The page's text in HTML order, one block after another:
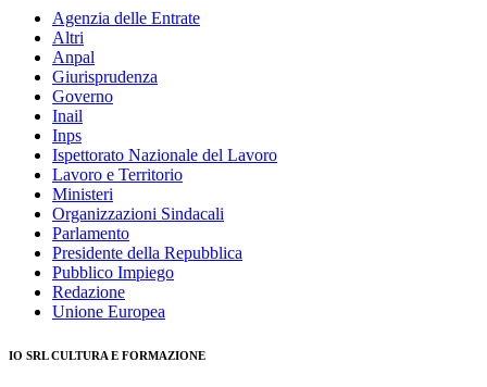
Agenzia delle Entrate
Altri
Anpal
Giurisprudenza
Governo
Inail
Inps
Ispettorato Nazionale del Lavoro
Lavoro e Territorio
Ministeri
Organizzazioni Sindacali
Parlamento
Presidente della Repubblica
Pubblico Impiego
Redazione
Unione Europea
IO SRL CULTURA E FORMAZIONE